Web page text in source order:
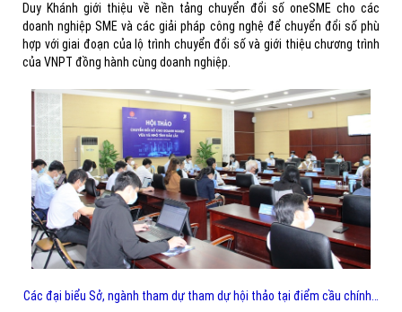
Duy Khánh giới thiệu về nền tảng chuyển đổi số oneSME cho các
doanh nghiệp SME và các giải pháp công nghệ để chuyển đổi số phù
hợp với giai đoạn của lộ trình chuyển đổi số và giới thiệu chương trình
của VNPT đồng hành cùng doanh nghiệp.
Các đại biểu Sở, ngành tham dự tham dự hội thảo tại điểm cầu chính…